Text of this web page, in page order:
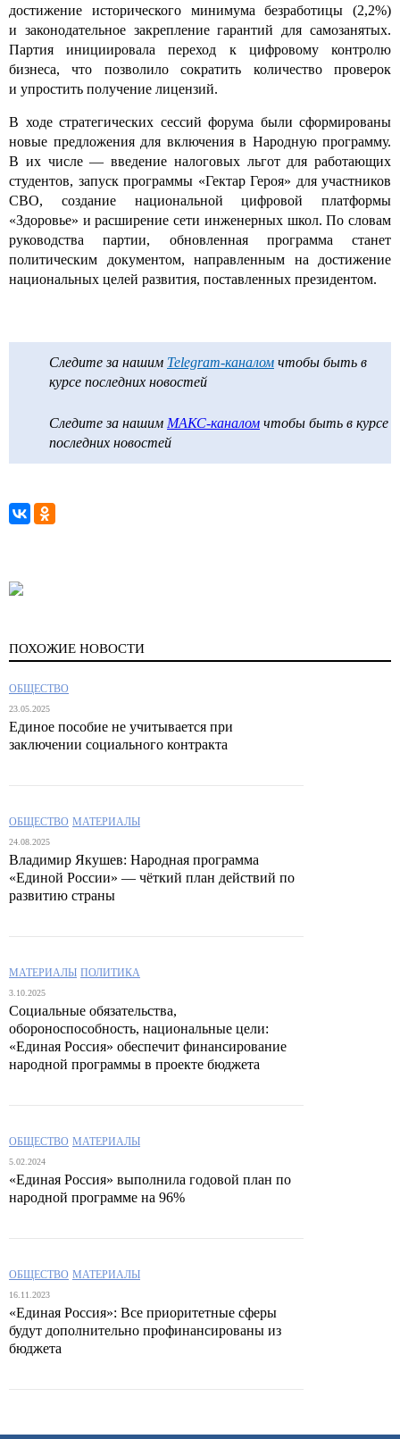
достижение исторического минимума безработицы (2,2%)
и законодательное закрепление гарантий для самозанятых.
Партия инициировала переход к цифровому контролю
бизнеса, что позволило сократить количество проверок
и упростить получение лицензий.
В ходе стратегических сессий форума были сформированы
новые предложения для включения в Народную программу.
В их числе — введение налоговых льгот для работающих
студентов, запуск программы «Гектар Героя» для участников
СВО, создание национальной цифровой платформы
«Здоровье» и расширение сети инженерных школ. По словам
руководства партии, обновленная программа станет
политическим документом, направленным на достижение
национальных целей развития, поставленных президентом.
Следите за нашим Telegram-каналом чтобы быть в
курсе последних новостей
Следите за нашим МАКС-каналом чтобы быть в курсе
последних новостей
ПОХОЖИЕ НОВОСТИ
ОБЩЕСТВО
23.05.2025
Единое пособие не учитывается при
заключении социального контракта
ОБЩЕСТВО МАТЕРИАЛЫ
24.08.2025
Владимир Якушев: Народная программа
«Единой России» — чёткий план действий по
развитию страны
МАТЕРИАЛЫ ПОЛИТИКА
3.10.2025
Социальные обязательства,
обороноспособность, национальные цели:
«Единая Россия» обеспечит финансирование
народной программы в проекте бюджета
ОБЩЕСТВО МАТЕРИАЛЫ
5.02.2024
«Единая Россия» выполнила годовой план по
народной программе на 96%
ОБЩЕСТВО МАТЕРИАЛЫ
16.11.2023
«Единая Россия»: Все приоритетные сферы
будут дополнительно профинансированы из
бюджета